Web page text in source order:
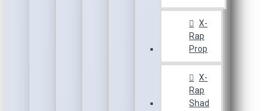
X-
Rap
Prop
X-
Rap
Shad